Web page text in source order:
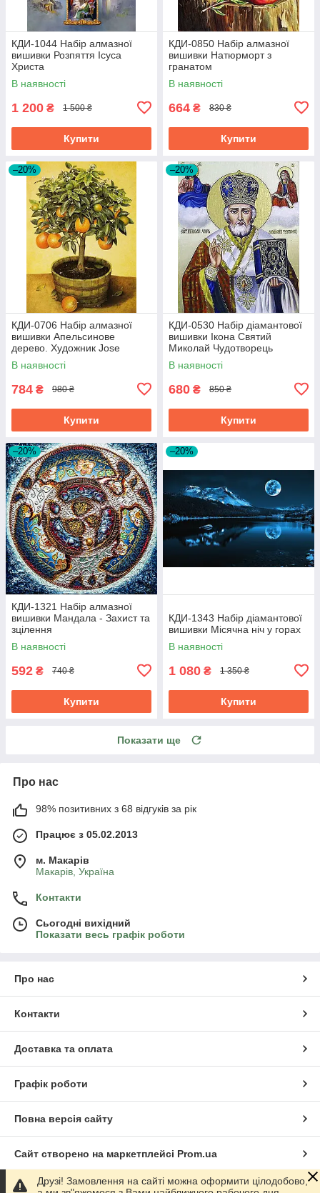
КДИ-1044 Набір алмазної
вишивки Розпяття Ісуса
Христа
В наявності
1 200 ₴ 1 500 ₴
Купити
КДИ-0850 Набір алмазної
вишивки Натюрморт з
гранатом
В наявності
664 ₴ 830 ₴
Купити
–20%
КДИ-0706 Набір алмазної
вишивки Апельсинове
дерево. Художник Jоse
Escofet
В наявності
784 ₴ 980 ₴
Купити
–20%
КДИ-0530 Набір діамантової
вишивки Ікона Святий
Миколай Чудотворець
В наявності
680 ₴ 850 ₴
Купити
–20%
КДИ-1321 Набір алмазної
вишивки Мандала - Захист та
зцілення
В наявності
592 ₴ 740 ₴
Купити
–20%
КДИ-1343 Набір діамантової
вишивки Місячна ніч у горах
В наявності
1 080 ₴ 1 350 ₴
Купити
Показати ще
Про нас
98% позитивних з 68 відгуків за рік
Працює з 05.02.2013
м. Mакарів
Mакарів, Україна
Контакти
Сьогодні вихідний
Показати весь графік роботи
Про нас
Контакти
Доставка та оплата
Графік роботи
Повна версія сайту
Сайт створено на маркетплейсі Prom.ua
Політика конфіденційності
Друзі! Замовлення на сайті можна оформити цілодобово,